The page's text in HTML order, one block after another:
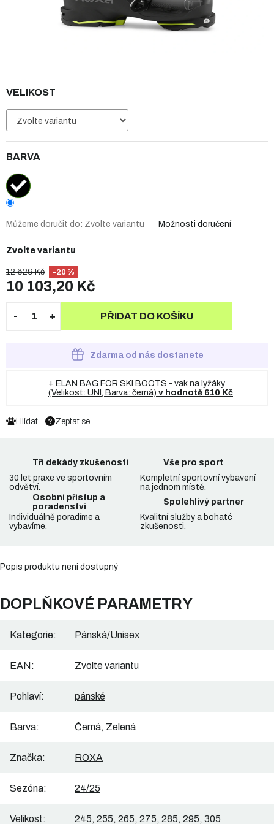
12 629 Kč –20 %
10 103,20 Kč
Zvolte variantu
VELIKOST
BARVA
Můžeme doručit do: Zvolte variantu Možnosti doručení
PŘIDAT DO KOŠÍKU
Zdarma od nás dostanete
+ ELAN BAG FOR SKI BOOTS - vak na lyžáky
(Velikost: UNI, Barva: černá) v hodnotě 610 Kč
Zeptat se
Hlídat
Tři dekády zkušeností
30 let praxe ve sportovním
odvětví.
Vše pro sport
Kompletní sportovní vybavení
na jednom místě.
Osobní přístup a
poradenství
Individuálně poradíme a
vybavíme.
Spolehlivý partner
Kvalitní služby a bohaté
zkušenosti.
Popis produktu není dostupný
DOPLŇKOVÉ PARAMETRY
Kategorie: Pánská/Unisex
EAN: Zvolte variantu
Pohlaví: pánské
Barva: Černá, Zelená
Značka: ROXA
Sezóna: 24/25
Velikost: 245, 255, 265, 275, 285, 295, 305